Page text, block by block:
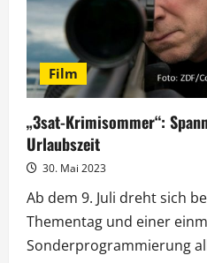
Film
„3sat-Krimisommer“:
Urlaubszeit
30. Mai 2023
Ab dem 9. Juli dreht sich
Thementag und einer
Sonderprogrammierung